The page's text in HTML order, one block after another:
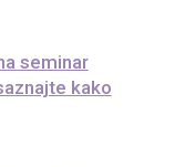
seminar
kako